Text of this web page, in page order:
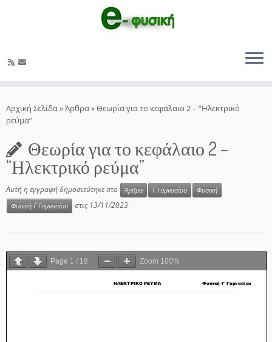
στο
περιεχόμενο
Αρχική Σελίδα»Άρθρα»Θεωρία για το κεφάλαιο 2 – “Ηλεκτρικό
ρεύμα”
Θεωρία για το κεφάλαιο 2 –
“Ηλεκτρικό ρεύμα”
Αυτή η εγγραφή δημοσιεύτηκε στο Άρθρα Γ΄ Γυμνασίου
Φυσική
Φυσική Γ΄ Γυμνασίου
στις 13/11/2023
Page 1 / 18 Zoom 100%